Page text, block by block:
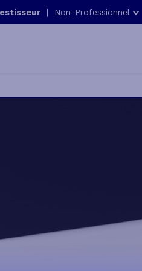
| Non-Professionnel